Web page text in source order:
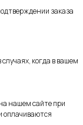
заказа
случаях, когда в вашем
нашем сайте при
оплачиваются